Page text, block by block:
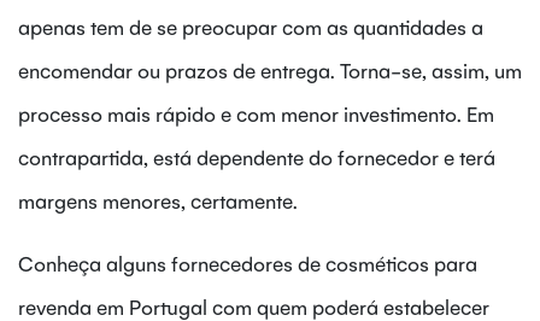
apenas tem de se preocupar com as quantidades a
encomendar ou prazos de entrega. Torna-se, assim, um
processo mais rápido e com menor investimento. Em
contrapartida, está dependente do fornecedor e terá
margens menores, certamente.
Conheça alguns fornecedores de cosméticos para
revenda em Portugal com quem poderá estabelecer